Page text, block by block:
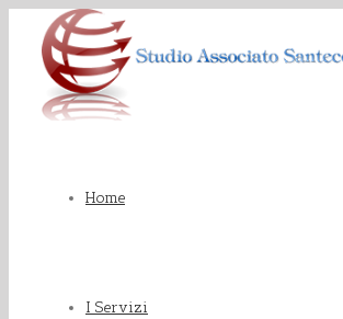
Home
I Servizi